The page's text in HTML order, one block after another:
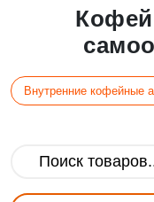
Внутренние кофейные